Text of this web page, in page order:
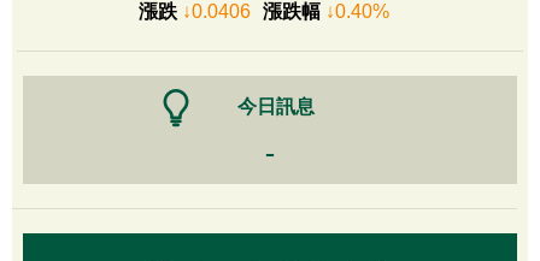
漲跌↓0.0406 漲跌幅↓0.40%
今日訊息
-